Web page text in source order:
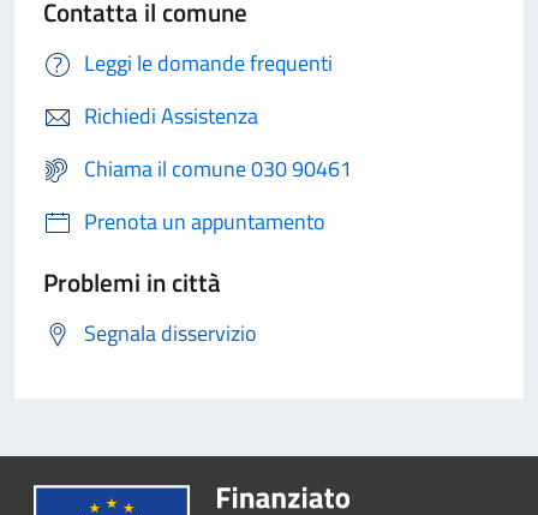
Contatta il comune
Leggi le domande frequenti
Richiedi Assistenza
Chiama il comune 030 90461
Prenota un appuntamento
Problemi in città
Segnala disservizio